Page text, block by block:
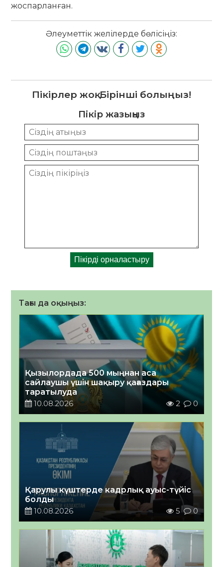
жоспарланған.
Әлеуметтік желілерде бөлісіңіз:
Пікірлер жоқ. Бірінші болыңыз!
Пікір жазыңыз
Тағы да оқыңыз:
Қызылордада 500 мыңнан аса
сайлаушы үшін шақыру қағаздары
таратылуда
10.08.2026
2 0
Қарулы күштерде кадрлық ауыс-түйіс
болды
10.08.2026
5 0